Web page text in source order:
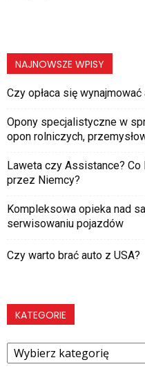
NAJNOWSZE WPISY
Czy opłaca się
Opony specjalistyczne w
opon rolniczych,
Laweta czy Assistance? Co
przez Niemcy?
Kompleksowa opieka nad
serwisowaniu pojazdów
Czy warto brać auto z USA?
KATEGORIE
Kategorie